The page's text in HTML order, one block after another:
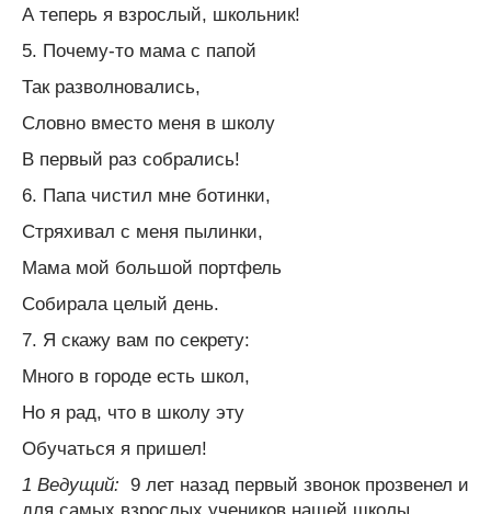
А теперь я взрослый, школьник!
5. Почему-то мама с папой
Так разволновались,
Словно вместо меня в школу
В первый раз собрались!
6. Папа чистил мне ботинки,
Стряхивал с меня пылинки,
Мама мой большой портфель
Собирала целый день.
7. Я скажу вам по секрету:
Много в городе есть школ,
Но я рад, что в школу эту
Обучаться я пришел!
1 Ведущий: 9 лет назад первый звонок прозвенел и
для самых взрослых учеников нашей школы,